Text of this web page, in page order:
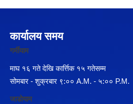
कार्यालय समय
गर्मीयाम
माघ १६ गते देखि कार्त्तिक १५ गतेसम्म
सोमबार - शुक्रबार ९:०० A.M. - ५:०० P.M.
जाडोयाम